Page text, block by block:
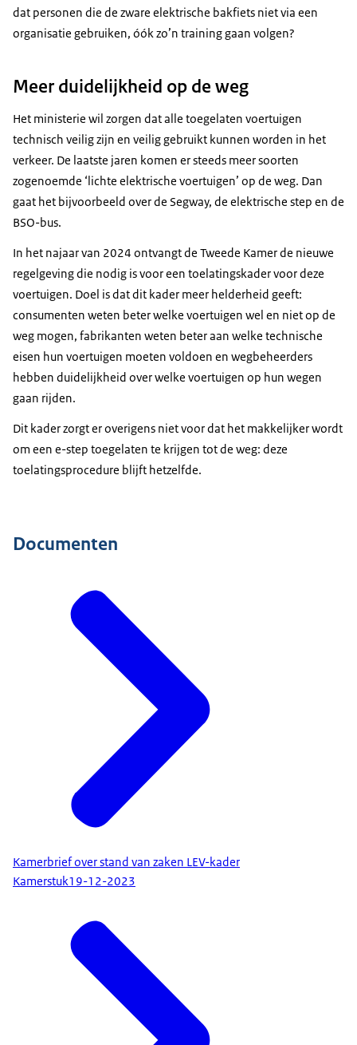
dat personen die de zware elektrische bakfiets niet via een
organisatie gebruiken, óók zo’n training gaan volgen?
Meer duidelijkheid op de weg
Het ministerie wil zorgen dat alle toegelaten voertuigen
technisch veilig zijn en veilig gebruikt kunnen worden in het
verkeer. De laatste jaren komen er steeds meer soorten
zogenoemde ‘lichte elektrische voertuigen’ op de weg. Dan
gaat het bijvoorbeeld over de Segway, de elektrische step en de
BSO-bus.
In het najaar van 2024 ontvangt de Tweede Kamer de nieuwe
regelgeving die nodig is voor een toelatingskader voor deze
voertuigen. Doel is dat dit kader meer helderheid geeft:
consumenten weten beter welke voertuigen wel en niet op de
weg mogen, fabrikanten weten beter aan welke technische
eisen hun voertuigen moeten voldoen en wegbeheerders
hebben duidelijkheid over welke voertuigen op hun wegen
gaan rijden.
Dit kader zorgt er overigens niet voor dat het makkelijker wordt
om een e-step toegelaten te krijgen tot de weg: deze
toelatingsprocedure blijft hetzelfde.
Documenten
Kamerbrief over stand van zaken LEV-kader
Kamerstuk19-12-2023